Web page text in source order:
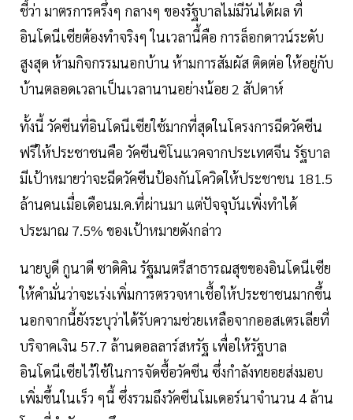
ชี้ว่า มาตรการครึ่งๆ กลางๆ ของรัฐบาลไม่มีวันได้ผล ที่
อินโดนีเซียต้องทำจริงๆ ในเวลานี้คือ การล็อกดาวน์ระดับ
สูงสุด ห้ามกิจกรรมนอกบ้าน ห้ามการสัมผัส ติดต่อ ให้อยู่กับ
บ้านตลอดเวลาเป็นเวลานานอย่างน้อย 2 สัปดาห์
ทั้งนี้ วัคซีนที่อินโดนีเซียใช้มากที่สุดในโครงการฉีดวัคซีน
ฟรีให้ประชาชนคือ วัคซีนซิโนแวคจากประเทศจีน รัฐบาล
มีเป้าหมายว่าจะฉีดวัคซีนป้องกันโควิดให้ประชาชน 181.5
ล้านคนเมื่อเดือนม.ค.ที่ผ่านมา แต่ปัจจุบันเพิ่งทำได้
ประมาณ 7.5% ของเป้าหมายดังกล่าว
นายบูดี กูนาดี ซาดิคิน รัฐมนตรีสาธารณสุขของอินโดนีเซีย
ให้คำมั่นว่าจะเร่งเพิ่มการตรวจหาเชื้อให้ประชาชนมากขึ้น
นอกจากนี้ยังระบุว่าได้รับความช่วยเหลือจากออสเตรเลียที่
บริจาคเงิน 57.7 ล้านดอลลาร์สหรัฐ เพื่อให้รัฐบาล
อินโดนีเซียไว้ใช้ในการจัดซื้อวัคซีน ซึ่งกำลังทยอยส่งมอบ
เพิ่มขึ้นในเร็ว ๆนี้ ซึ่งรวมถึงวัคซีนโมเดอร์นาจำนวน 4 ล้าน